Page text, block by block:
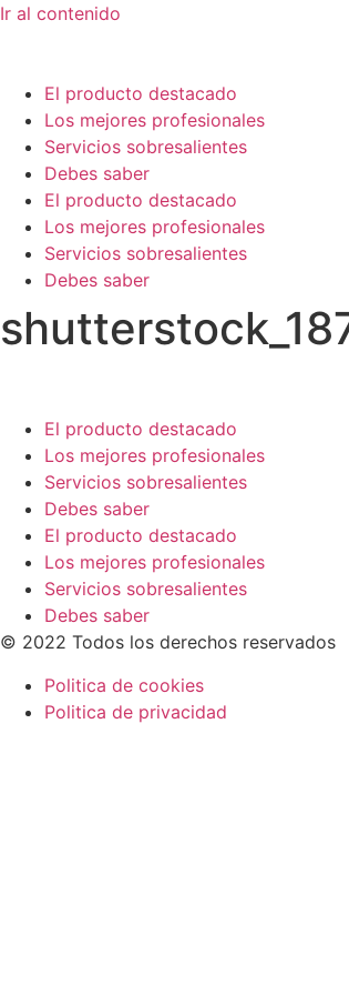
Ir al contenido
El producto destacado
Los mejores profesionales
Servicios sobresalientes
Debes saber
El producto destacado
Los mejores profesionales
Servicios sobresalientes
Debes saber
El producto destacado
Los mejores profesionales
Servicios sobresalientes
Debes saber
El producto destacado
Los mejores profesionales
Servicios sobresalientes
Debes saber
© 2022 Todos los derechos reservados
Politica de cookies
Politica de privacidad